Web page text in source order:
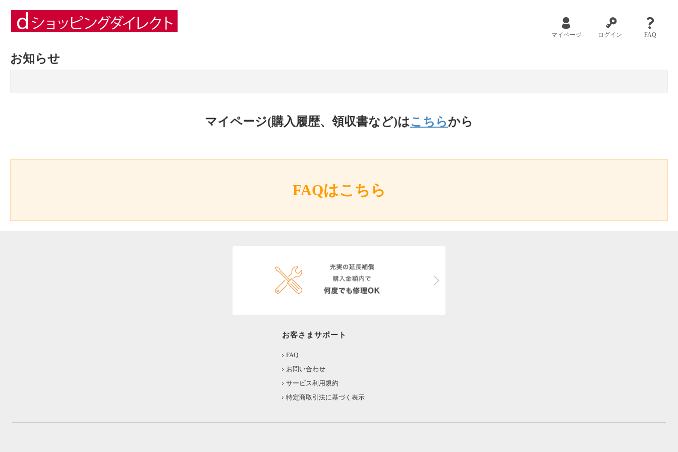
マイページ ログイン FAQ
お知らせ
マイページ(購入履歴、領収書など)はこちらから
FAQはこちら
お客さまサポート
FAQ
お問い合わせ
サービス利用規約
特定商取引法に基づく表示